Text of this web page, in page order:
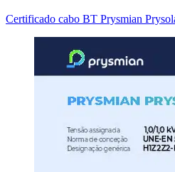
Certificado cabo BT Prysmian